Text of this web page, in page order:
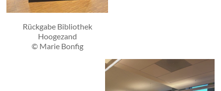
Rückgabe Bibliothek
Hoogezand
© Marie Bonfig